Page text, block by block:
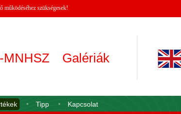
szükségesek!
MNHSZ Galériák
Tipp Kapcsolat